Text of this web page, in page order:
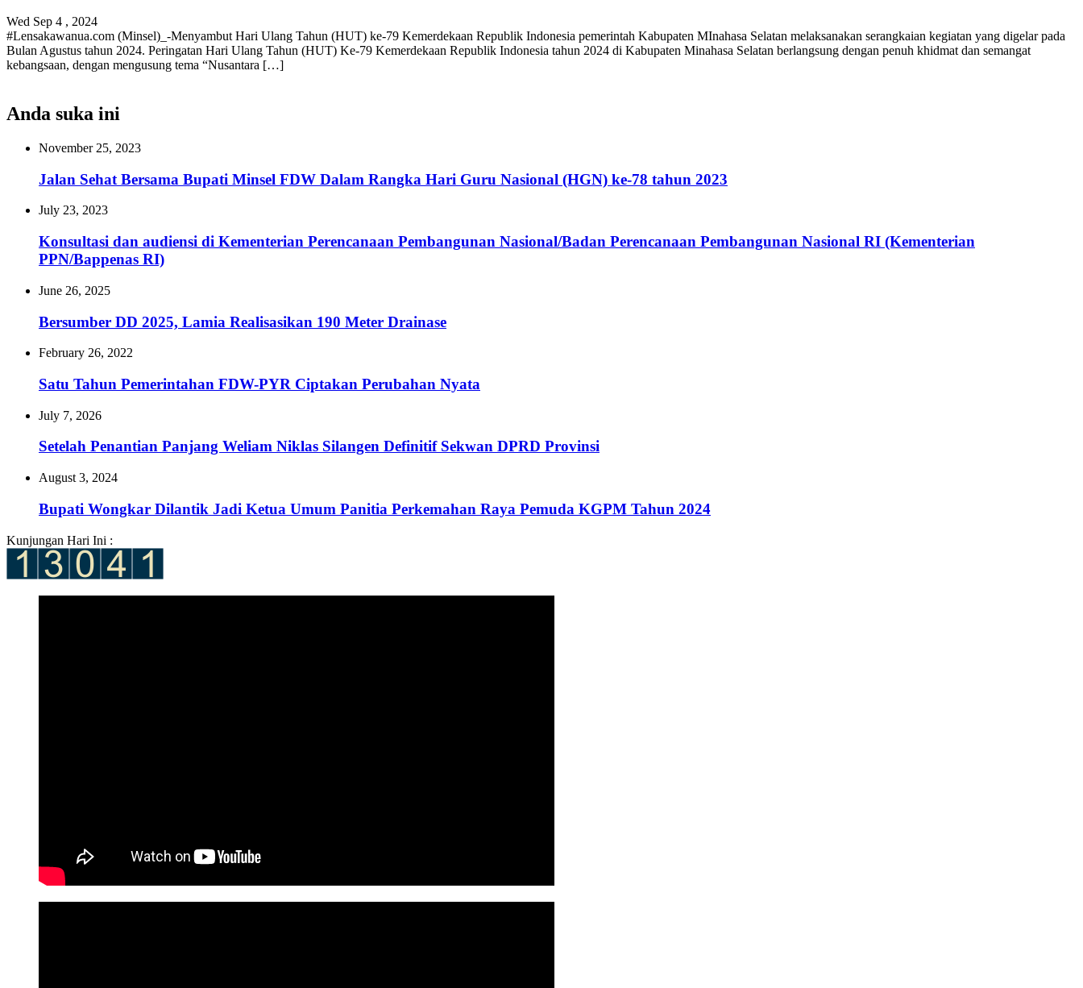
Wed Sep 4 , 2024
#Lensakawanua.com (Minsel)_-Menyambut Hari Ulang Tahun (HUT) ke-79 Kemerdekaan Republik Indonesia pemerintah Kabupaten MInahasa Selatan melaksanakan serangkaian kegiatan yang digelar pada
Bulan Agustus tahun 2024. Peringatan Hari Ulang Tahun (HUT) Ke-79 Kemerdekaan Republik Indonesia tahun 2024 di Kabupaten Minahasa Selatan berlangsung dengan penuh khidmat dan semangat
kebangsaan, dengan mengusung tema “Nusantara […]
Anda suka ini
November 25, 2023
Jalan Sehat Bersama Bupati Minsel FDW Dalam Rangka Hari Guru Nasional (HGN) ke-78 tahun 2023
July 23, 2023
Konsultasi dan audiensi di Kementerian Perencanaan Pembangunan Nasional/Badan Perencanaan Pembangunan Nasional RI (Kementerian
PPN/Bappenas RI)
June 26, 2025
Bersumber DD 2025, Lamia Realisasikan 190 Meter Drainase
February 26, 2022
Satu Tahun Pemerintahan FDW-PYR Ciptakan Perubahan Nyata
July 7, 2026
Setelah Penantian Panjang Weliam Niklas Silangen Definitif Sekwan DPRD Provinsi
August 3, 2024
Bupati Wongkar Dilantik Jadi Ketua Umum Panitia Perkemahan Raya Pemuda KGPM Tahun 2024
Kunjungan Hari Ini :